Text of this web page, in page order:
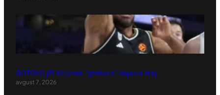
GOTOVO JE! Miljenik "grobara" objavio kraj
avgust 7, 2026